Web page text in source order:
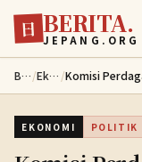
Lewati ke konten
日 BERITA.
JEPANG.ORG
Berita/ Ekonomi /
EKONOMI POLITIK